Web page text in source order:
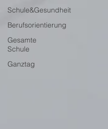
Schule&Gesundheit
Berufsorientierung
Gesamte
Schule
Ganztag